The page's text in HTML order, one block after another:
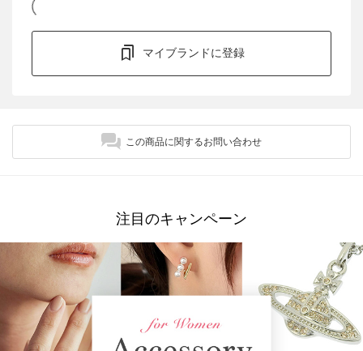
マイブランドに登録
この商品に関するお問い合わせ
注目のキャンペーン